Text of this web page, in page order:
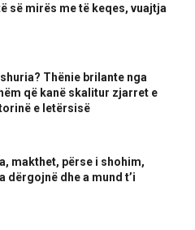
së mirës me të keqes, vuajtja
Thënie brilante nga
që kanë skalitur zjarret e
e letërsisë
makthet, përse i shohim,
dërgojnë dhe a mund t’i